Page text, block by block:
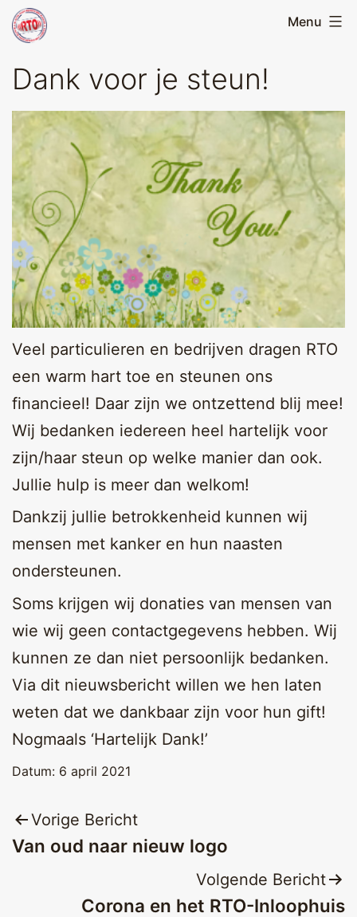
Skip
to
content
Running
Oirschot
Menu
Dank voor je steun!
Veel particulieren en bedrijven dragen RTO
een warm hart toe en steunen ons
financieel! Daar zijn we ontzettend blij mee!
Wij bedanken iedereen heel hartelijk voor
zijn/haar steun op welke manier dan ook.
Jullie hulp is meer dan welkom!
Dankzij jullie betrokkenheid kunnen wij
mensen met kanker en hun naasten
ondersteunen.
Soms krijgen wij donaties van mensen van
wie wij geen contactgegevens hebben. Wij
kunnen ze dan niet persoonlijk bedanken.
Via dit nieuwsbericht willen we hen laten
weten dat we dankbaar zijn voor hun gift!
Nogmaals ‘Hartelijk Dank!’
Datum: 6 april 2021
Bericht
navigatie
Vorige Bericht
Van oud naar nieuw logo
Volgende Bericht
Corona en het RTO-Inloophuis